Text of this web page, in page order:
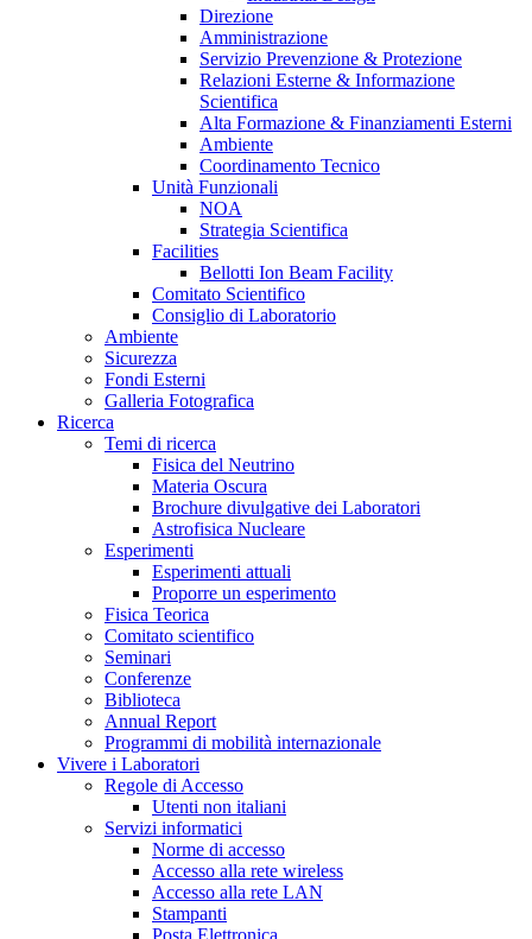
Direzione
Amministrazione
Servizio Prevenzione & Protezione
Relazioni Esterne & Informazione
Scientifica
Alta Formazione & Finanziamenti Esterni
Ambiente
Coordinamento Tecnico
Unità Funzionali
NOA
Strategia Scientifica
Facilities
Bellotti Ion Beam Facility
Comitato Scientifico
Consiglio di Laboratorio
Ambiente
Sicurezza
Fondi Esterni
Galleria Fotografica
Ricerca
Temi di ricerca
Fisica del Neutrino
Materia Oscura
Brochure divulgative dei Laboratori
Astrofisica Nucleare
Esperimenti
Esperimenti attuali
Proporre un esperimento
Fisica Teorica
Comitato scientifico
Seminari
Conferenze
Biblioteca
Annual Report
Programmi di mobilità internazionale
Vivere i Laboratori
Regole di Accesso
Utenti non italiani
Servizi informatici
Norme di accesso
Accesso alla rete wireless
Accesso alla rete LAN
Stampanti